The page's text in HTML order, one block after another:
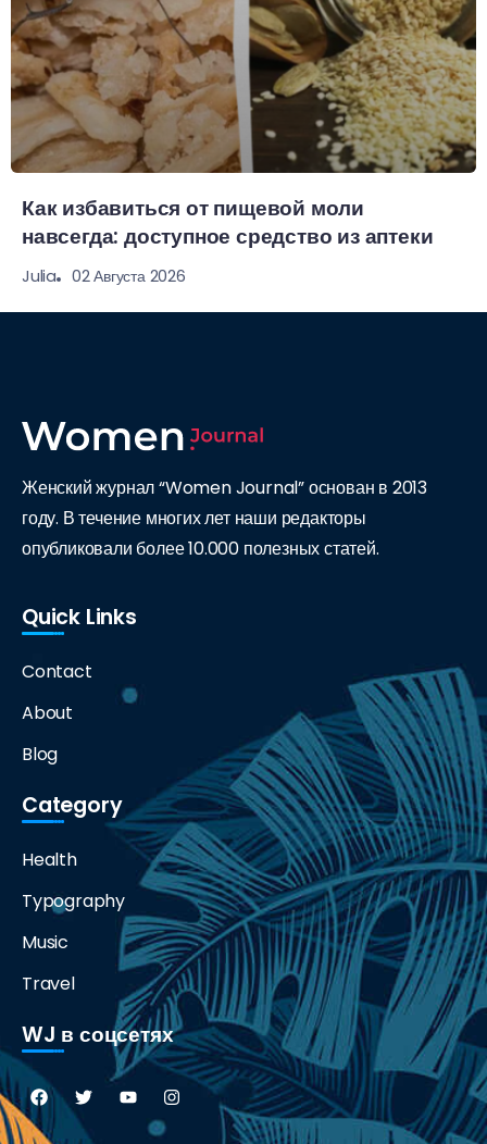
Как избавиться от пищевой моли
навсегда: доступное средство из аптеки
Julia 02 Августа 2026
Женский журнал “Women Journal” основан в 2013
году. В течение многих лет наши редакторы
опубликовали более 10.000 полезных статей.
Quick Links
Contact
About
Blog
Category
Health
Typography
Music
Travel
WJ в соцсетях